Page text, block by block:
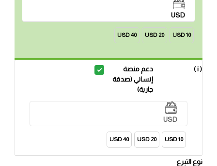
USD
10 USD
20 USD
40 USD
دعم منصة
إنساني (صدقة
جارية)
( i )
USD
10 USD
20 USD
40 USD
نوع التبرع